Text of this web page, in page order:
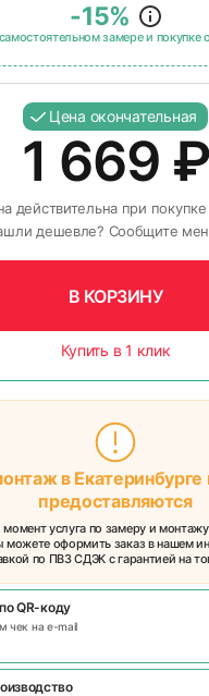
-15%
замере и покупке
Цена окончательная
1 669 ₽
действительна при покупке
дешевле? Сообщите
В КОРЗИНУ
Купить в 1 клик
в Екатеринбурге
предоставляются
услуга по замеру и
можете оформить заказ в нашем
по ПВЗ СДЭК с гарантией на
QR-коду
чек на e-mail